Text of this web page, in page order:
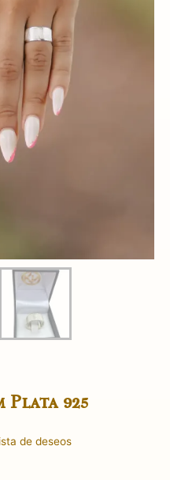
Plata 925
de deseos